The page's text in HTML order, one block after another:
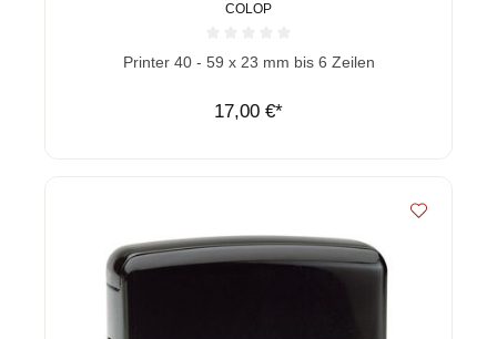
COLOP
Durchschnittliche Bewertung von 0 von 5 Sternen
Printer 40 - 59 x 23 mm bis 6 Zeilen
17,00 €*